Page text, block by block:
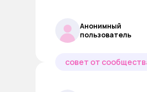
Анонимный
пользователь
совет от